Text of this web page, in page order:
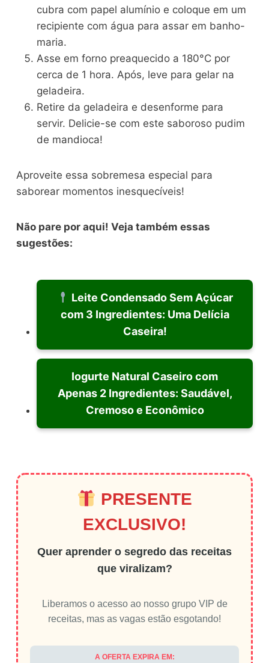
cubra com papel alumínio e coloque em um
recipiente com água para assar em banho-
maria.
Asse em forno preaquecido a 180°C por
cerca de 1 hora. Após, leve para gelar na
geladeira.
Retire da geladeira e desenforme para
servir. Delicie-se com este saboroso pudim
de mandioca!
Aproveite essa sobremesa especial para
saborear momentos inesquecíveis!
Não pare por aqui! Veja também essas
sugestões:
Leite Condensado Sem Açúcar
com 3 Ingredientes: Uma Delícia
Caseira!
Iogurte Natural Caseiro com
Apenas 2 Ingredientes: Saudável,
Cremoso e Econômico
PRESENTE
EXCLUSIVO!
Quer aprender o segredo das receitas
que viralizam?
Liberamos o acesso ao nosso grupo VIP de
receitas, mas as vagas estão esgotando!
A OFERTA EXPIRA EM: